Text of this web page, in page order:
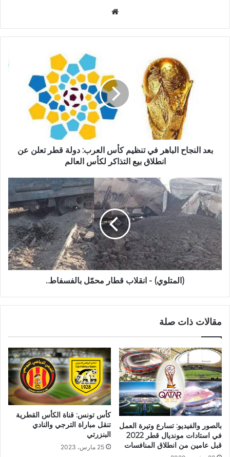
بعد النجاح الباهر في تنظيم كأس العرب: دولة قطر تعلن عن
انطلاق بيع التذاكر لكأس العالم
(المتلوي) - انقلاب قطار محمّل بالفسفاط..
مقالات ذات صلة
بالصور والفيديو: تسارع وتيرة العمل
في استادات مونديال قطر 2022
قبل عامين من انطلاق المنافسات
كأس تونس: قناة الكأس القطرية
تنقل مباراة الترجي والنادي
البنزرتي
25 مارس، 2023